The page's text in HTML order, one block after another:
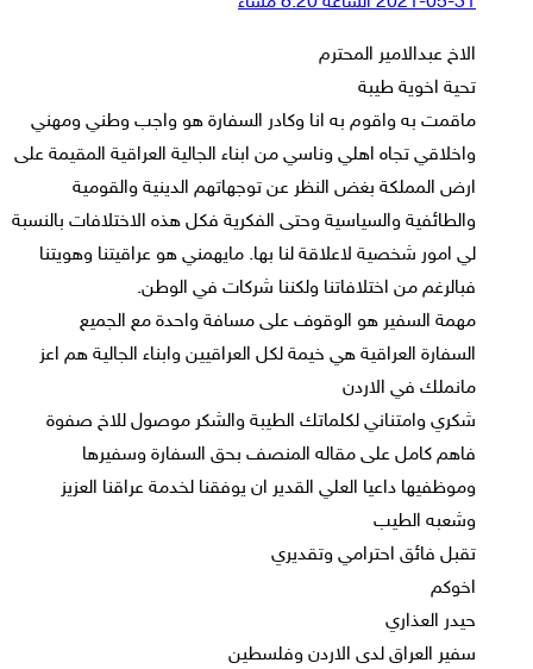
الاخ عبدالامير المحترم
تحية اخوية طيبة
ماقمت به واقوم به انا وكادر السفارة هو واجب وطني ومهني
واخلاقي تجاه اهلي وناسي من ابناء الجالية العراقية المقيمة على
ارض المملكة بغض النظر عن توجهاتهم الدينية والقومية
والطائفية والسياسية وحتى الفكرية فكل هذه الاختلافات بالنسبة
لي امور شخصية لاعلاقة لنا بها. مايهمني هو عراقيتنا وهويتنا
فبالرغم من اختلافاتنا ولكننا شركات في الوطن.
مهمة السفير هو الوقوف على مسافة واحدة مع الجميع
السفارة العراقية هي خيمة لكل العراقيين وابناء الجالية هم اعز
مانملك في الاردن
شكري وامتناني لكلماتك الطيبة والشكر موصول للاخ صفوة
فاهم كامل على مقاله المنصف بحق السفارة وسفيرها
وموظفيها داعيا العلي القدير ان يوفقنا لخدمة عراقنا العزيز
وشعبه الطيب
تقبل فائق احترامي وتقديري
اخوكم
حيدر العذاري
سفير العراق لدى الاردن وفلسطين